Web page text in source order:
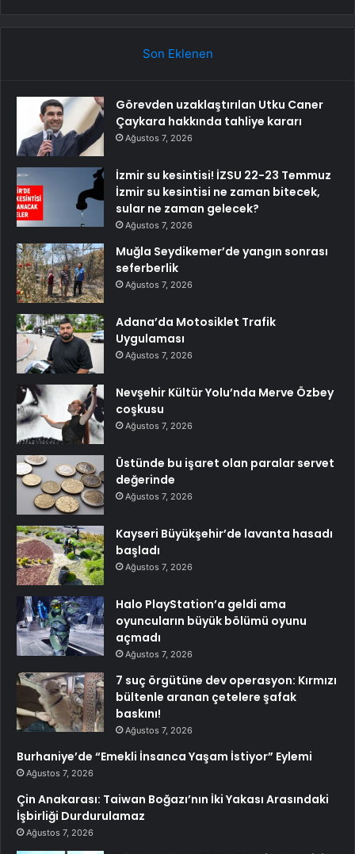
Son Eklenen
Görevden uzaklaştırılan Utku Caner
Çaykara hakkında tahliye kararı
Ağustos 7, 2026
İzmir su kesintisi! İZSU 22-23 Temmuz
İzmir su kesintisi ne zaman bitecek,
sular ne zaman gelecek?
Ağustos 7, 2026
Muğla Seydikemer’de yangın sonrası
seferberlik
Ağustos 7, 2026
Adana’da Motosiklet Trafik
Uygulaması
Ağustos 7, 2026
Nevşehir Kültür Yolu’nda Merve Özbey
coşkusu
Ağustos 7, 2026
Üstünde bu işaret olan paralar servet
değerinde
Ağustos 7, 2026
Kayseri Büyükşehir’de lavanta hasadı
başladı
Ağustos 7, 2026
Halo PlayStation’a geldi ama
oyuncuların büyük bölümü oyunu
açmadı
Ağustos 7, 2026
7 suç örgütüne dev operasyon: Kırmızı
bültenle aranan çetelere şafak
baskını!
Ağustos 7, 2026
Burhaniye’de “Emekli İnsanca Yaşam İstiyor” Eylemi
Ağustos 7, 2026
Çin Anakarası: Taiwan Boğazı’nın İki Yakası Arasındaki
İşbirliği Durdurulamaz
Ağustos 7, 2026